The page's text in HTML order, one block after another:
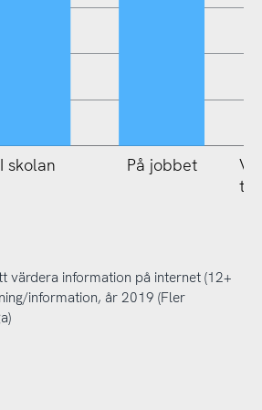
I skolan På jobbet
värdera information på internet (12+
information, år 2019 (Fler